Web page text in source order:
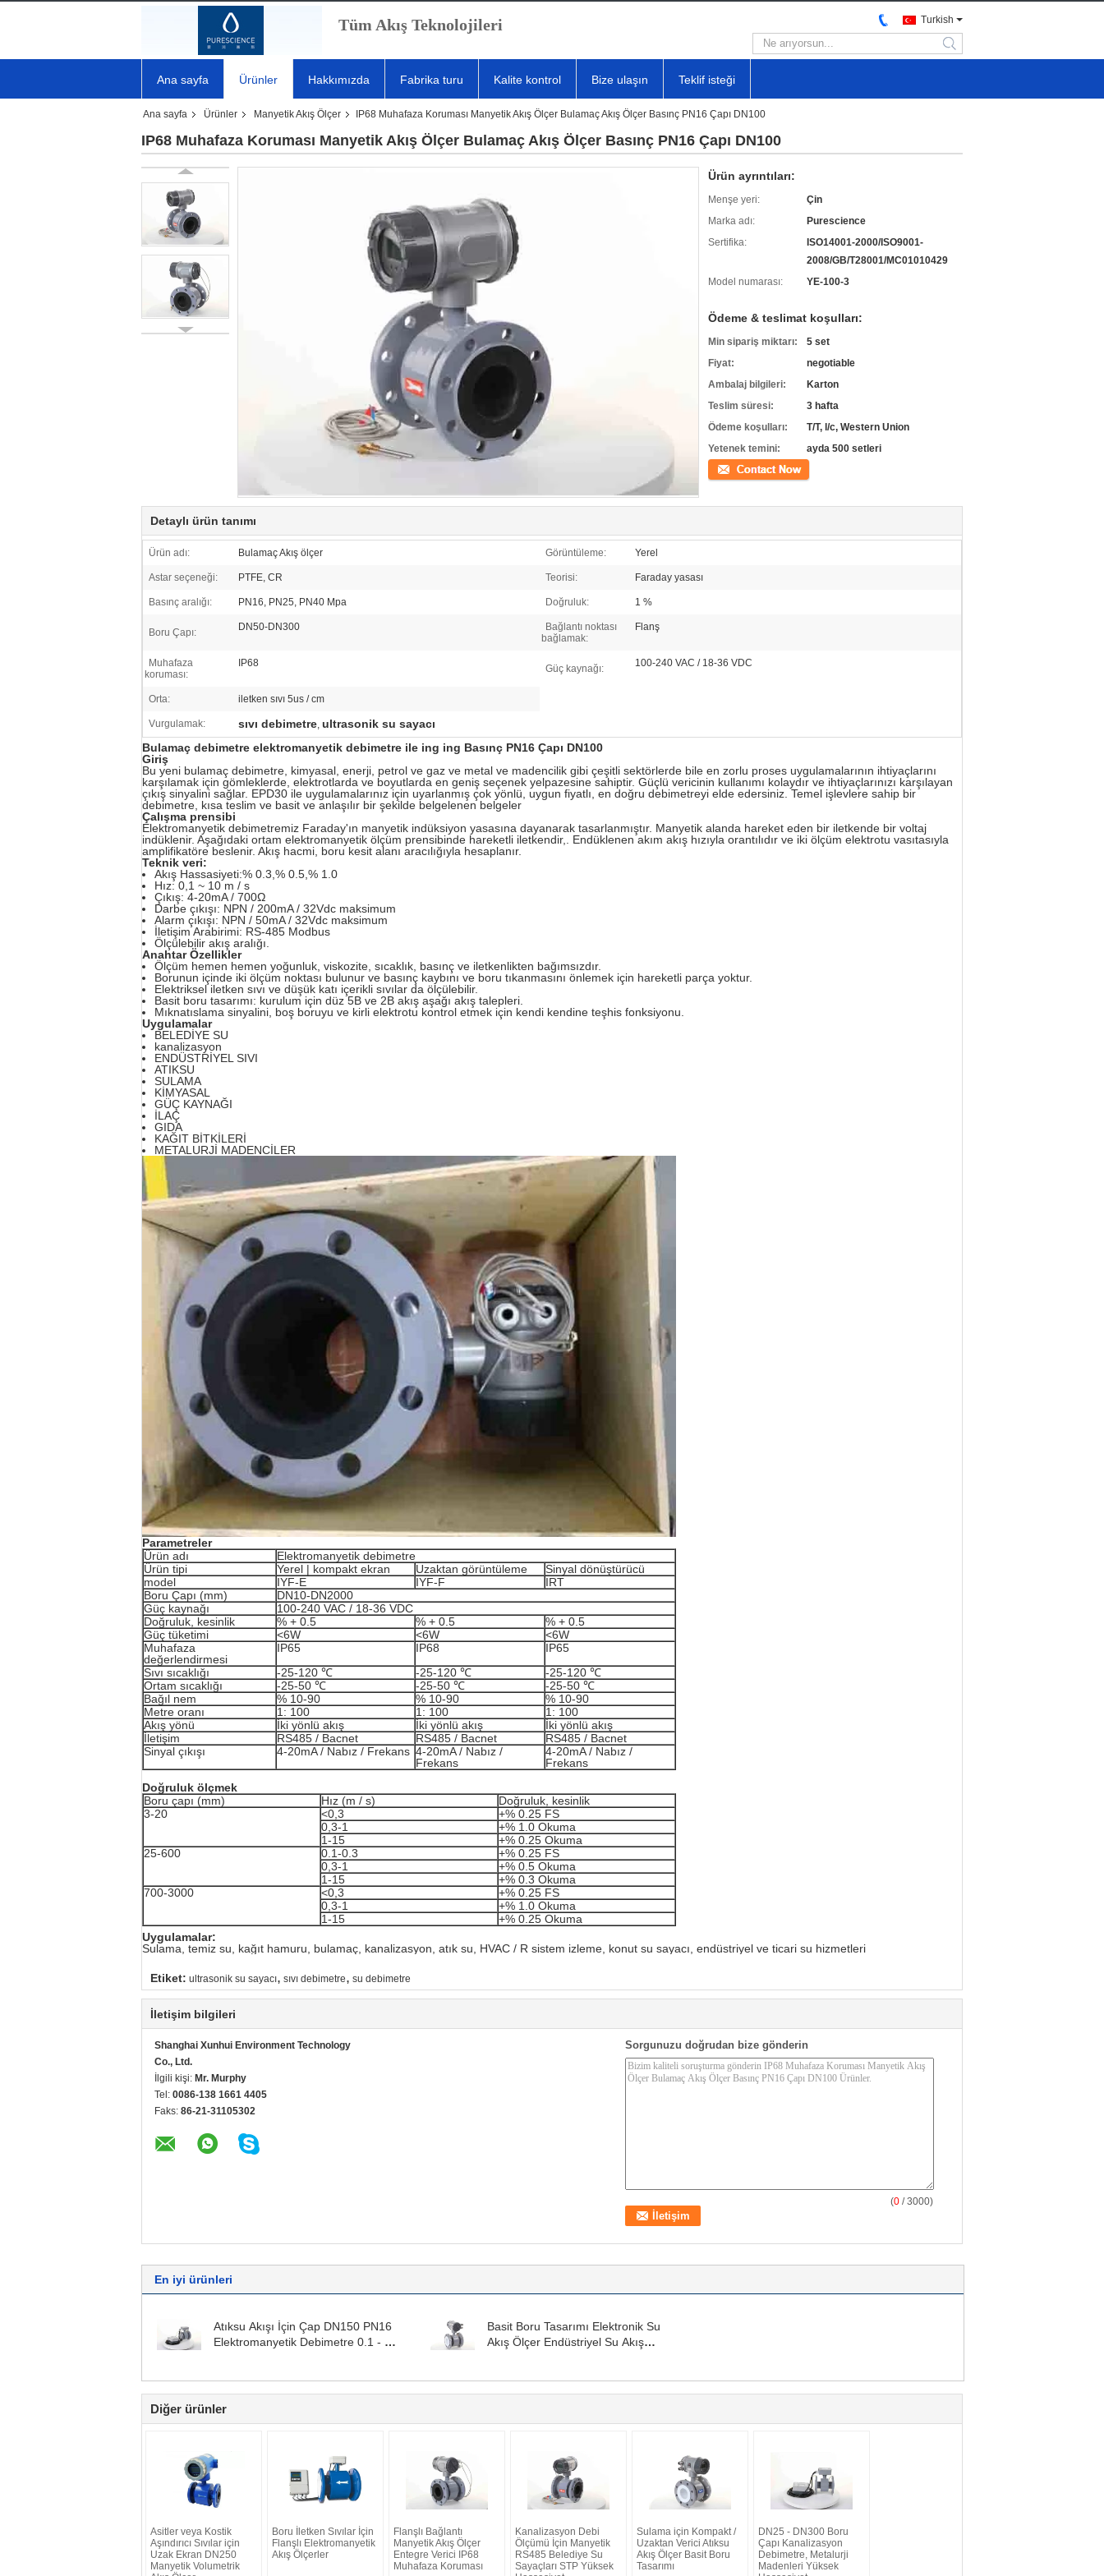
Tüm Akış Teknolojileri Turkish
search
Ana sayfa Ürünler Hakkımızda Fabrika turu Kalite kontrol Bize ulaşın Teklif isteği
Ana sayfa Ürünler Manyetik Akış Ölçer IP68 Muhafaza Koruması Manyetik Akış Ölçer Bulamaç Akış Ölçer Basınç PN16 Çapı DN100
IP68 Muhafaza Koruması Manyetik Akış Ölçer Bulamaç Akış Ölçer Basınç PN16 Çapı DN100
Ürün ayrıntıları:
Menşe yeri:
Çin
Marka adı:
Purescience
Sertifika:
ISO14001-2000/ISO9001-
2008/GB/T28001/MC01010429
Model numarası:
YE-100-3
Ödeme & teslimat koşulları:
Min sipariş miktarı:
5 set
Fiyat:
negotiable
Ambalaj bilgileri:
Karton
Teslim süresi:
3 hafta
Ödeme koşulları:
T/T, l/c, Western Union
Yetenek temini:
ayda 500 setleri
İletişim
Detaylı ürün tanımı
Ürün adı: Bulamaç Akış ölçer Görüntüleme: Yerel
Astar seçeneği: PTFE, CR Teorisi: Faraday yasası
Basınç aralığı: PN16, PN25, PN40 Mpa Doğruluk: 1 %
Boru Çapı: DN50-DN300
Bağlantı noktası
bağlamak:
Flanş
Muhafaza
koruması:
IP68 Güç kaynağı: 100-240 VAC / 18-36 VDC
Orta: iletken sıvı 5us / cm
Vurgulamak: sıvı debimetre, ultrasonik su sayacı
Bulamaç debimetre elektromanyetik debimetre ile ing ing Basınç PN16 Çapı DN100
Giriş
Bu yeni bulamaç debimetre, kimyasal, enerji, petrol ve gaz ve metal ve madencilik gibi çeşitli sektörlerde bile en zorlu proses uygulamalarının ihtiyaçlarını
karşılamak için gömleklerde, elektrotlarda ve boyutlarda en geniş seçenek yelpazesine sahiptir. Güçlü vericinin kullanımı kolaydır ve ihtiyaçlarınızı karşılayan
çıkış sinyalini sağlar. EPD30 ile uygulamalarınız için uyarlanmış çok yönlü, uygun fiyatlı, en doğru debimetreyi elde edersiniz. Temel işlevlere sahip bir
debimetre, kısa teslim ve basit ve anlaşılır bir şekilde belgelenen belgeler
Çalışma prensibi
Elektromanyetik debimetremiz Faraday'ın manyetik indüksiyon yasasına dayanarak tasarlanmıştır. Manyetik alanda hareket eden bir iletkende bir voltaj
indüklenir. Aşağıdaki ortam elektromanyetik ölçüm prensibinde hareketli iletkendir,. Endüklenen akım akış hızıyla orantılıdır ve iki ölçüm elektrotu vasıtasıyla
amplifikatöre beslenir. Akış hacmi, boru kesit alanı aracılığıyla hesaplanır.
Teknik veri:
Akış Hassasiyeti:% 0.3,% 0.5,% 1.0
Hız: 0,1 ~ 10 m / s
Çıkış: 4-20mA / 700Ω
Darbe çıkışı: NPN / 200mA / 32Vdc maksimum
Alarm çıkışı: NPN / 50mA / 32Vdc maksimum
İletişim Arabirimi: RS-485 Modbus
Ölçülebilir akış aralığı.
Anahtar Özellikler
Ölçüm hemen hemen yoğunluk, viskozite, sıcaklık, basınç ve iletkenlikten bağımsızdır.
Borunun içinde iki ölçüm noktası bulunur ve basınç kaybını ve boru tıkanmasını önlemek için hareketli parça yoktur.
Elektriksel iletken sıvı ve düşük katı içerikli sıvılar da ölçülebilir.
Basit boru tasarımı: kurulum için düz 5B ve 2B akış aşağı akış talepleri.
Mıknatıslama sinyalini, boş boruyu ve kirli elektrotu kontrol etmek için kendi kendine teşhis fonksiyonu.
Uygulamalar
BELEDİYE SU
kanalizasyon
ENDÜSTRİYEL SIVI
ATIKSU
SULAMA
KİMYASAL
GÜÇ KAYNAĞI
İLAÇ
GIDA
KAĞIT BİTKİLERİ
METALURJİ MADENCİLER
Parametreler
Ürün adı
Elektromanyetik debimetre
Ürün tipi
Yerel | kompakt ekran Uzaktan görüntüleme
Sinyal dönüştürücü
model
IYF-E IYF-F
IRT
Boru Çapı (mm)
DN10-DN2000
Güç kaynağı
100-240 VAC / 18-36 VDC
Doğruluk, kesinlik
% + 0.5 % + 0.5
% + 0.5
Güç tüketimi
<6W <6W
<6W
Muhafaza
değerlendirmesi
IP65 IP68
IP65
Sıvı sıcaklığı
-25-120 ℃ -25-120 ℃
-25-120 ℃
Ortam sıcaklığı
-25-50 ℃ -25-50 ℃
-25-50 ℃
Bağıl nem
% 10-90 % 10-90
% 10-90
Metre oranı
1: 100 1: 100
1: 100
Akış yönü
İki yönlü akış İki yönlü akış
İki yönlü akış
İletişim
RS485 / Bacnet RS485 / Bacnet
RS485 / Bacnet
Sinyal çıkışı
4-20mA / Nabız / Frekans 4-20mA / Nabız /
Frekans
4-20mA / Nabız /
Frekans
Doğruluk ölçmek
Boru çapı (mm)
Hız (m / s)
Doğruluk, kesinlik
3-20
<0,3
+% 0.25 FS
0,3-1
+% 1.0 Okuma
1-15
+% 0.25 Okuma
25-600
0.1-0.3
+% 0.25 FS
0,3-1
+% 0.5 Okuma
1-15
+% 0.3 Okuma
700-3000
<0,3
+% 0.25 FS
0,3-1
+% 1.0 Okuma
1-15
+% 0.25 Okuma
Uygulamalar:
Sulama, temiz su, kağıt hamuru, bulamaç, kanalizasyon, atık su, HVAC / R sistem izleme, konut su sayacı, endüstriyel ve ticari su hizmetleri
Etiket: ultrasonik su sayacı, sıvı debimetre, su debimetre
İletişim bilgileri
Shanghai Xunhui Environment Technology
Co., Ltd.
İlgili kişi: Mr. Murphy
Tel: 0086-138 1661 4405
Faks: 86-21-31105302
Sorgunuzu doğrudan bize gönderin
(0 / 3000)
En iyi ürünleri
Atıksu Akışı İçin Çap DN150 PN16
Elektromanyetik Debimetre 0.1 - 10
Basit Boru Tasarımı Elektronik Su
Akış Ölçer Endüstriyel Su Akış
Diğer ürünler
Asitler veya Kostik
Aşındırıcı Sıvılar için
Uzak Ekran DN250
Manyetik Volumetrik
Boru İletken Sıvılar İçin
Flanşlı Elektromanyetik
Akış Ölçerler
Flanşlı Bağlantı
Manyetik Akış Ölçer
Entegre Verici IP68
Muhafaza Koruması
Kanalizasyon Debi
Ölçümü İçin Manyetik
RS485 Belediye Su
Sayaçları STP Yüksek
Sulama için Kompakt /
Uzaktan Verici Atıksu
Akış Ölçer Basit Boru
Tasarımı
DN25 - DN300 Boru
Çapı Kanalizasyon
Debimetre, Metalurji
Madenleri Yüksek